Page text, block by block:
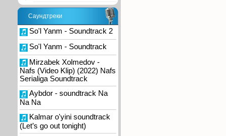
Саундтреки
So'l Yanm - Soundtrack 2
So'l Yanm - Soundtrack
Mirzabek Xolmedov -
Nafs (Video Klip) (2022) Nafs
Serialiga Soundtrack
Aybdor - soundtrack Na
Na Na
Kalmar o'yini soundtrack
(Let’s go out tonight)